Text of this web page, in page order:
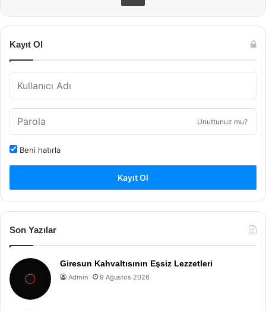
Kayıt Ol
Unuttunuz mu?
Beni hatırla
Kayıt Ol
Son Yazılar
Giresun Kahvaltısının Eşsiz Lezzetleri
Admin 9 Ağustos 2026